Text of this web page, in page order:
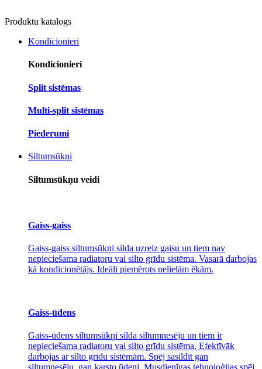
Produktu katalogs
Kondicionieri
Kondicionieri
Split sistēmas
Multi-split sistēmas
Piederumi
Siltumsūkņi
Siltumsūkņu veidi
Gaiss-gaiss
Gaiss-gaiss siltumsūkņi silda uzreiz gaisu un tiem nav
nepieciešama radiatoru vai silto grīdu sistēma. Vasarā darbojas
kā kondicionētājs. Ideāli piemērots nelielām ēkām.
Gaiss-ūdens
Gaiss-ūdens siltumsūkņi silda siltumnesēju un tiem ir
nepieciešama radiatoru vai silto grīdu sistēma. Efektīvāk
darbojas ar silto grīdu sistēmām. Spēj sasildīt gan
siltumnesēju, gan karsto ūdeni. Musdienīgas tehnoloģijas spēj